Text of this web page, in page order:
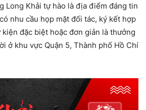
Long Khải tự hào là địa điểm đáng tin
nhu cầu họp mặt đối tác, ký kết hợp
đặc biệt hoặc đơn giản là thưởng
ở khu vực Quận 5, Thành phố Hồ Chí